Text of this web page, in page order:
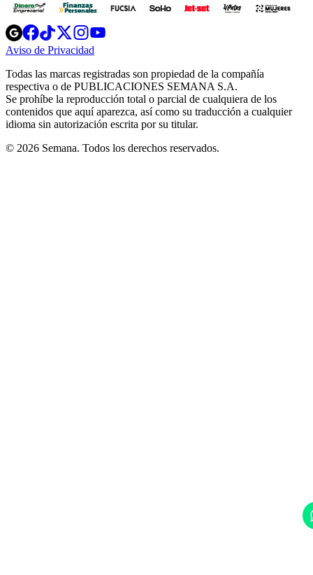
Opens
in
new
Opens
in
new
Opens
in
new
window
Opens
new
windowwindow
Aviso de Privacidad
new
window
Todas las marcas registradas son propiedad de la compañía
respectiva o de PUBLICACIONES SEMANA S.A.
Se prohíbe la reproducción total o parcial de cualquiera de los
contenidos que aquí aparezca, así como su traducción a cualquier
idioma sin autorización escrita por su titular.
© 2026 Semana. Todos los derechos reservados.